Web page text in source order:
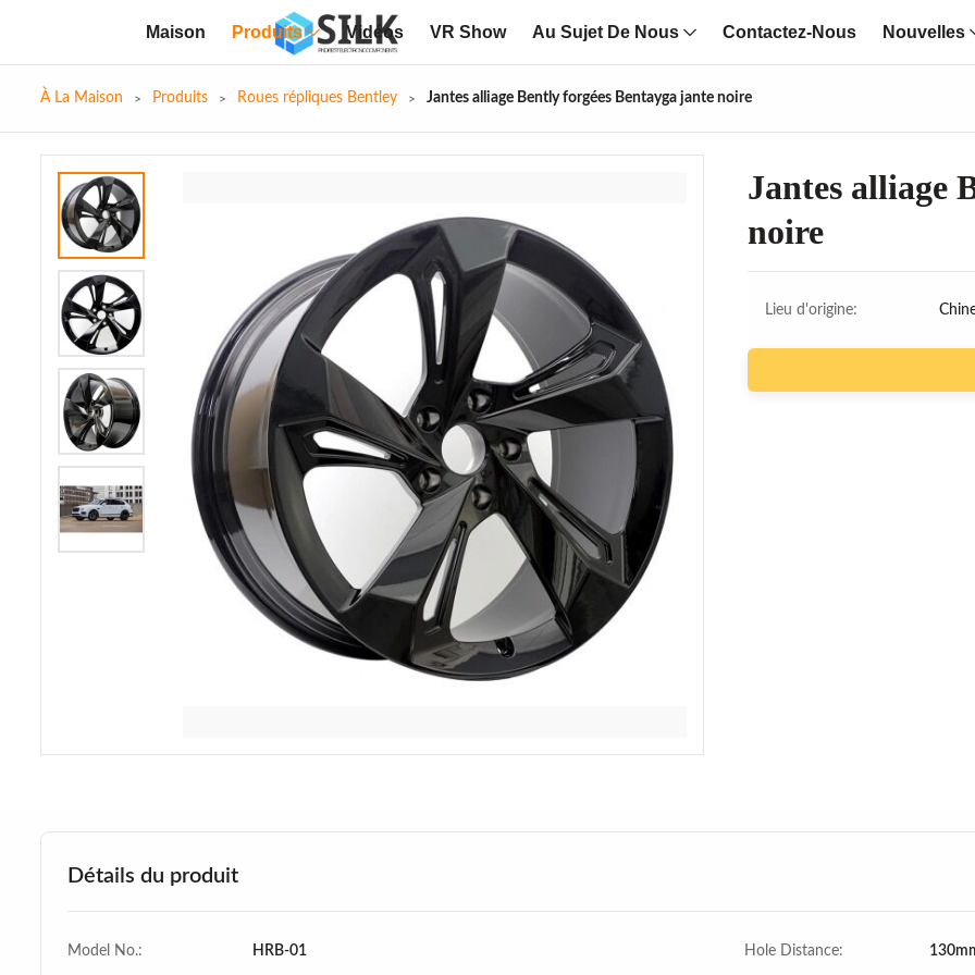
Maison Produits Vidéos VR Show Au Sujet De Nous Contactez-Nous Nouvelles
À La Maison Produits Roues répliques Bentley Jantes alliage Bently forgées Bentayga jante noire
Jantes alliage
noire
Lieu d'origine:
Détails du produit
Model No.: HRB-01 Hole Distance: